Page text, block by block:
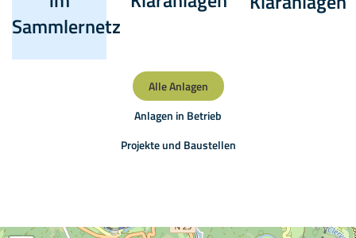
Sammlernetz
Alle Anlagen
Anlagen in Betrieb
Projekte und Baustellen